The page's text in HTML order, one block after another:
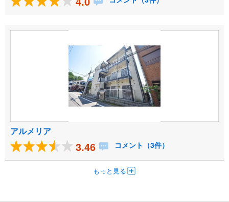
アルメリア
3.46 コメント（3件）
もっと見る